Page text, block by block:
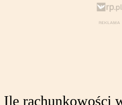
Ile rachunkowości